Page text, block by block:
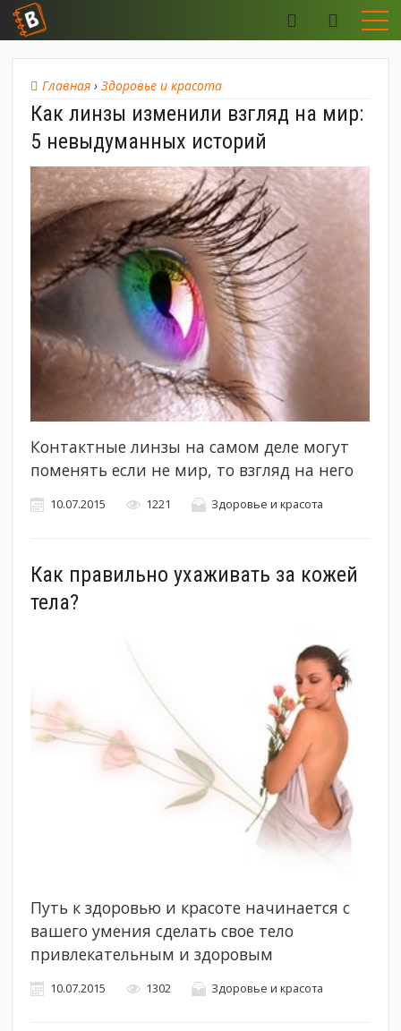
Главная ›Здоровье и красота
Как линзы изменили взгляд на мир:
5 невыдуманных историй
Контактные линзы на самом деле могут
поменять если не мир, то взгляд на него
10.07.2015 1221 Здоровье и красота
Как правильно ухаживать за кожей
тела?
Путь к здоровью и красоте начинается с
вашего умения сделать свое тело
привлекательным и здоровым
10.07.2015 1302 Здоровье и красота